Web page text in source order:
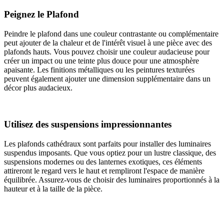
Peignez le Plafond
Peindre le plafond dans une couleur contrastante ou complémentaire
peut ajouter de la chaleur et de l'intérêt visuel à une pièce avec des
plafonds hauts. Vous pouvez choisir une couleur audacieuse pour
créer un impact ou une teinte plus douce pour une atmosphère
apaisante. Les finitions métalliques ou les peintures texturées
peuvent également ajouter une dimension supplémentaire dans un
décor plus audacieux.
Utilisez des suspensions impressionnantes
Les plafonds cathédraux sont parfaits pour installer des luminaires
suspendus imposants. Que vous optiez pour un lustre classique, des
suspensions modernes ou des lanternes exotiques, ces éléments
attireront le regard vers le haut et rempliront l'espace de manière
équilibrée. Assurez-vous de choisir des luminaires proportionnés à la
hauteur et à la taille de la pièce.